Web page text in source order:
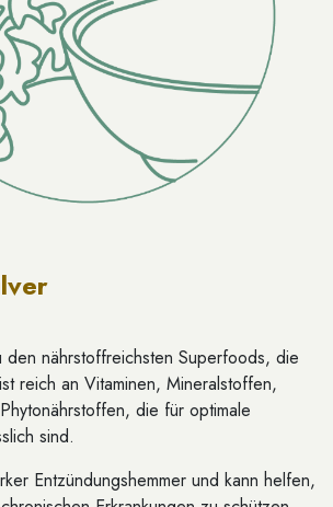
nährstoffreichsten Superfoods, die
reich an Vitaminen, Mineralstoffen,
die für optimale
sind.
Entzündungshemmer und kann helfen,